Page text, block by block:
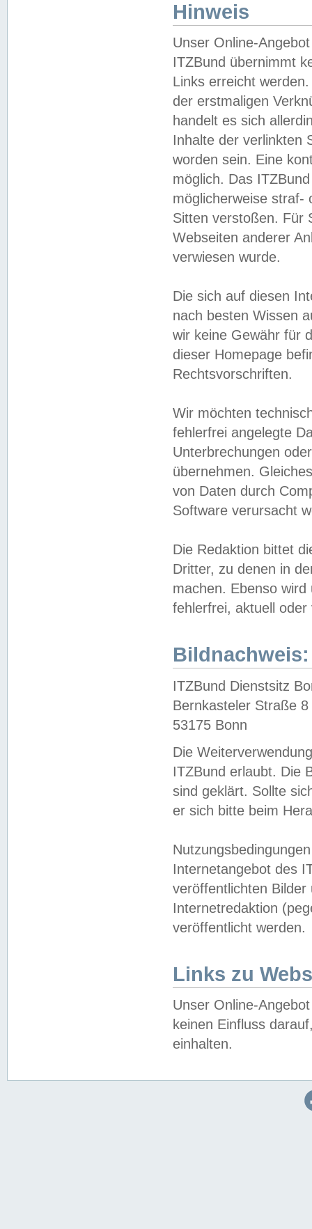
Hinweis
Unser Online-
ITZBund übernimmt
Links erreicht
der erstmaligen
handelt es sich
Inhalte der verlinkten
worden sein. Eine
möglich. Das
möglicherweise straf-
Sitten verstoßen. Für
Webseiten anderer
verwiesen wurde.
Die sich auf diesen
nach besten Wissen
wir keine Gewähr für
dieser Homepage
Rechtsvorschriften.
Wir möchten
fehlerfrei angelegte
Unterbrechungen
übernehmen.
von Daten durch
Software verursacht
Die Redaktion bittet
Dritter, zu denen in
machen. Ebenso
fehlerfrei, aktuell oder
Bildnachweis:
ITZBund Dienstsitz
Bernkasteler Straße 8
53175 Bonn
Die
ITZBund erlaubt. Die
sind geklärt. Sollte
er sich bitte beim
Internetangebot des
veröffentlichten
Internetredaktion
veröffentlicht werden.
Links zu
Unser Online-
keinen Einfluss
einhalten.